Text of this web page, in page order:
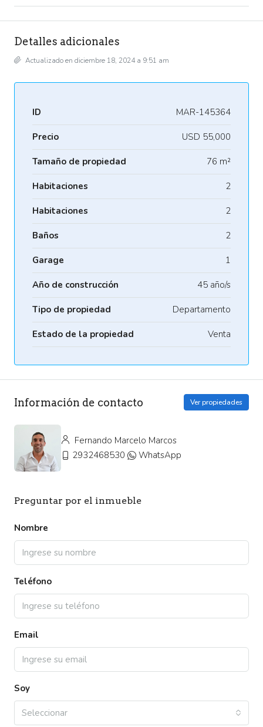
Detalles adicionales
Actualizado en diciembre 18, 2024 a 9:51 am
ID MAR-145364
Precio USD 55,000
Tamaño de propiedad 76 m²
Habitaciones 2
Habitaciones 2
Baños 2
Garage 1
Año de construcción 45 año/s
Tipo de propiedad Departamento
Estado de la propiedad Venta
Información de contacto Ver propiedades
Fernando Marcelo Marcos
2932468530
WhatsApp
Preguntar por el inmueble
Nombre
Teléfono
Email
Soy
Seleccionar